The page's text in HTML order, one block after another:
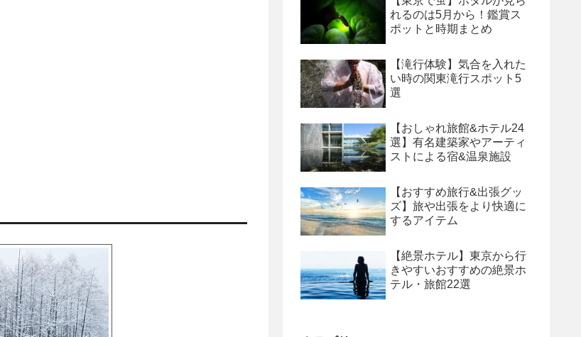
れるのは5月から！鑑賞ス
ポットと時期まとめ
【滝行体験】気合を入れた
い時の関東滝行スポット5
選
【おしゃれ旅館&ホテル24
選】有名建築家やアーティ
ストによる宿&温泉施設
【おすすめ旅行&出張グッ
ズ】旅や出張をより快適に
するアイテム
【絶景ホテル】東京から行
きやすいおすすめの絶景ホ
テル・旅館22選